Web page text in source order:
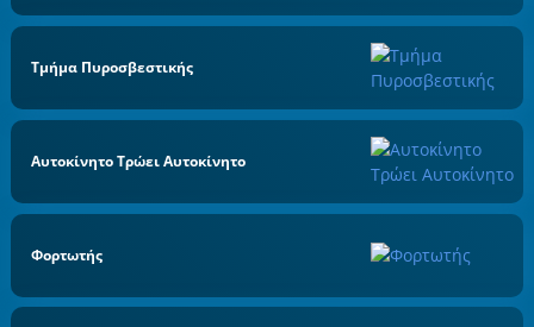
Τμήμα Πυροσβεστικής
Αυτοκίνητο Τρώει Αυτοκίνητο
Φορτωτής